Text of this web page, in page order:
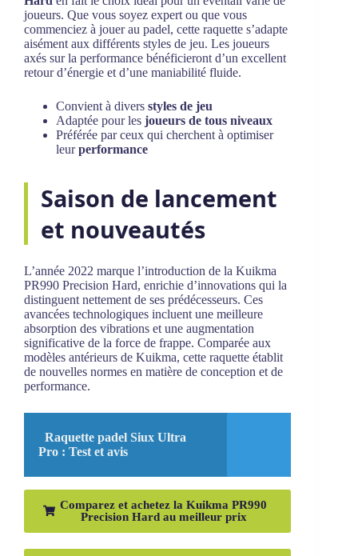
joueurs. Que vous soyez expert ou que vous
commenciez à jouer au padel, cette raquette s’adapte
aisément aux différents styles de jeu. Les joueurs
axés sur la performance bénéficieront d’un excellent
retour d’énergie et d’une maniabilité fluide.
Convient à divers styles de jeu
Adaptée pour les joueurs de tous niveaux
Préférée par ceux qui cherchent à optimiser
leurperformance
Saison de lancement
et nouveautés
L’année 2022 marque l’introduction de la Kuikma
PR990 Precision Hard, enrichie d’innovations qui la
distinguent nettement de ses prédécesseurs. Ces
avancées technologiques incluent une meilleure
absorption des vibrations et une augmentation
significative de la force de frappe. Comparée aux
modèles antérieurs de Kuikma, cette raquette établit
de nouvelles normes en matière de conception et de
performance.
Raquette padel Siux Ultra
Pro : Test et avis
Comparez et achetez la Kuikma PR990
Precision Hard au meilleur prix